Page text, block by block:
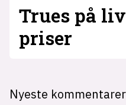
Trues på
priser
Nyeste kommentarer